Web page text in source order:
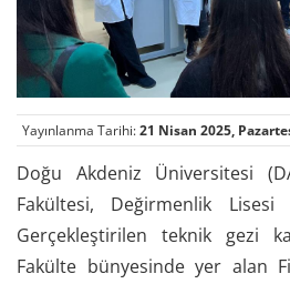
Yayınlanma Tarihi:21 Nisan 2025,
Doğu Akdeniz Üniversitesi
Fakültesi, Değirmenlik Lisesi
Gerçekleştirilen teknik gezi
Fakülte bünyesinde yer alan